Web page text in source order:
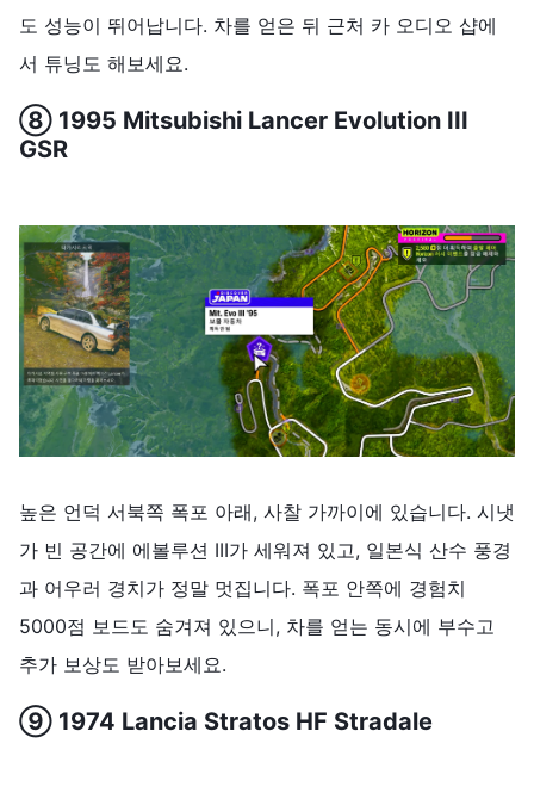
도 성능이 뛰어납니다. 차를 얻은 뒤 근처 카 오디오 샵에
서 튜닝도 해보세요.
⑧ 1995 Mitsubishi Lancer Evolution III
GSR
높은 언덕 서북쪽 폭포 아래, 사찰 가까이에 있습니다. 시냇
가 빈 공간에 에볼루션 III가 세워져 있고, 일본식 산수 풍경
과 어우러 경치가 정말 멋집니다. 폭포 안쪽에 경험치
5000점 보드도 숨겨져 있으니, 차를 얻는 동시에 부수고
추가 보상도 받아보세요.
⑨ 1974 Lancia Stratos HF Stradale